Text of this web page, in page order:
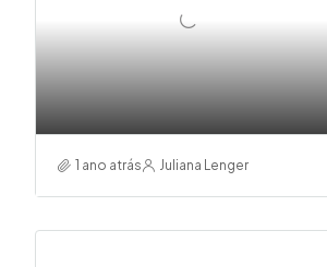
1 ano atrás Juliana Lenger